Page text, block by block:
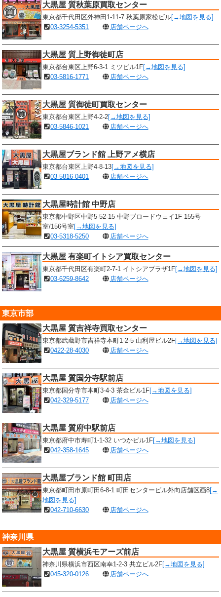
大黒屋 質秋葉原買取センター
東京都千代田区外神田1-11-7 秋葉原家松ビル[→地図を見る]
03-3254-5351
店舗ページへ
大黒屋 質上野御徒町店
東京都台東区上野6-3-1 ミツビル1F[→地図を見る]
03-5816-1771
店舗ページへ
大黒屋 質御徒町買取センター
東京都台東区上野4-2-2[→地図を見る]
03-5846-1021
店舗ページへ
大黒屋ブランド館 上野アメ横店
東京都台東区上野4-8-13[→地図を見る]
03-5816-0401
店舗ページへ
大黒屋時計館 中野店
東京都中野区中野5-52-15 中野ブロードウェイ1F 155号
室/156号室 [→地図を見る]
03-5318-5250
店舗ページへ
大黒屋 有楽町イトシア買取センター
東京都千代田区有楽町2-7-1 イトシアプラザ1F[→地図を見る]
03-6259-8642
店舗ページへ
東京市部
大黒屋 質吉祥寺買取センター
東京都武蔵野市吉祥寺本町1-2-5 山利屋ビル2F[→地図を見る]
0422-28-4030
店舗ページへ
大黒屋 質国分寺駅前店
東京都国分寺市本町3-4-3 茶金ビル1F[→地図を見る]
042-329-5177
店舗ページへ
大黒屋 質府中駅前店
東京都府中市寿町1-1-32 いつかビル1F[→地図を見る]
042-358-1645
店舗ページへ
大黒屋ブランド館 町田店
東京都町田市原町田6-8-1 町田センタービル外向店舗区画8[→
地図を見る]
042-710-6630
店舗ページへ
神奈川県
大黒屋 質横浜モアーズ前店
神奈川県横浜市西区南幸1-2-3 共立ビル2F[→地図を見る]
045-320-0126
店舗ページへ